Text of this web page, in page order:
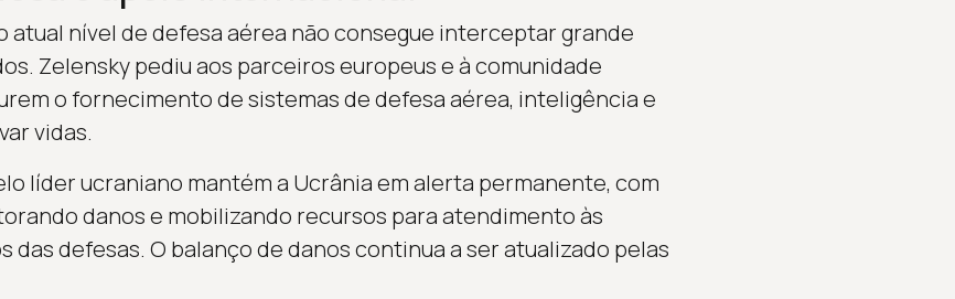
atual nível de defesa aérea não consegue interceptar grande
Zelensky pediu aos parceiros europeus e à comunidade
o fornecimento de sistemas de defesa aérea, inteligência e
vidas.
líder ucraniano mantém a Ucrânia em alerta permanente, com
danos e mobilizando recursos para atendimento às
defesas. O balanço de danos continua a ser atualizado pelas